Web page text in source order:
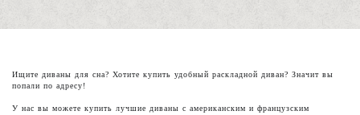
Ищите диваны для сна? Хотите купить удобный раскладной диван? Значит вы
попали по адресу!
У нас вы можете купить лучшие диваны с американским и французским